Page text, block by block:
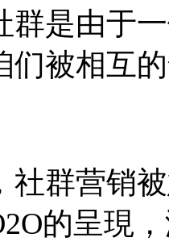
群是由于
们被相互
社群营销
的呈現